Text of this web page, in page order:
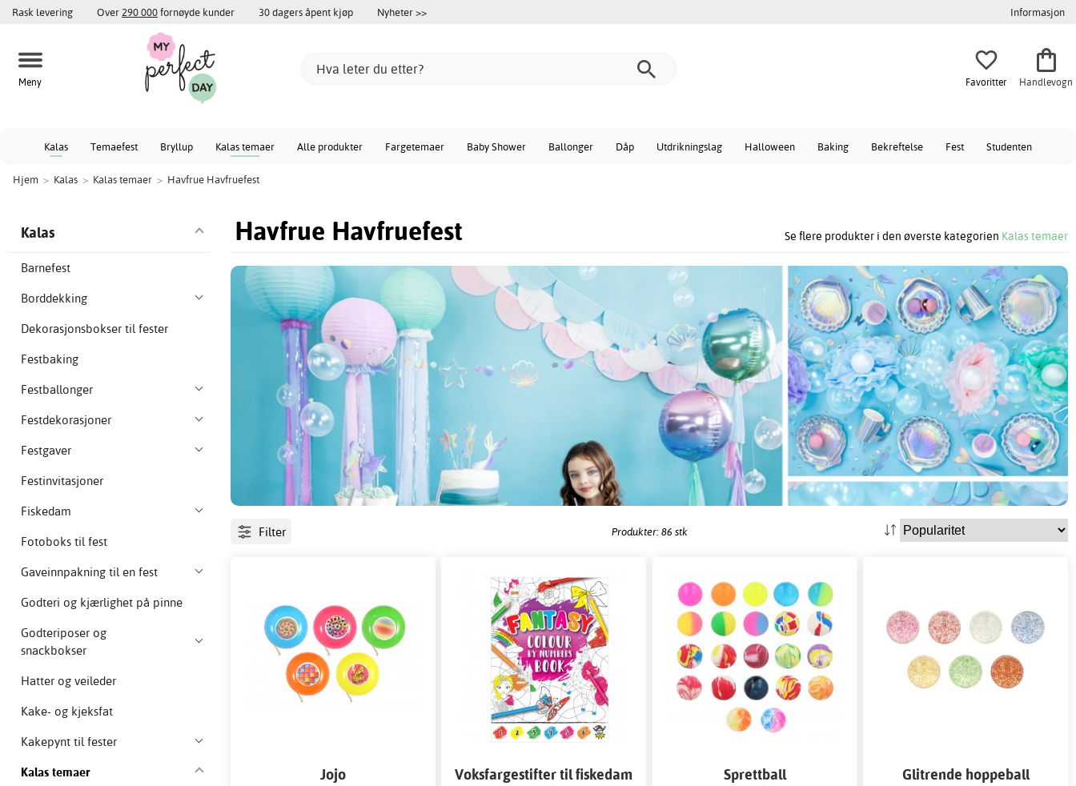
Rask levering Over 290 000fornøyde kunder 30 dagers åpent kjøp Nyheter >> Informasjon
Meny Favoritter Handlevogn
Kalas Temaefest Bryllup Kalas temaer Alle produkter Fargetemaer Baby Shower Ballonger Dåp Utdrikningslag Halloween Baking Bekreftelse Fest Studenten
Hjem > Kalas > Kalas temaer > Havfrue Havfruefest
Havfrue Havfruefest Se flere produkter i den øverste kategorien Kalas temaer
Kalas
Barnefest
Borddekking
Dekorasjonsbokser til fester
Festbaking
Festballonger
Festdekorasjoner
Festgaver
Festinvitasjoner
Fiskedam
Fotoboks til fest
Gaveinnpakning til en fest
Godteri og kjærlighet på pinne
Godteriposer og
snackbokser
Hatter og veileder
Kake- og kjeksfat
Kakepynt til fester
Kalas temaer
Filter Produkter: 86 stk
Jojo Voksfargestifter til fiskedam Sprettball Glitrende hoppeball